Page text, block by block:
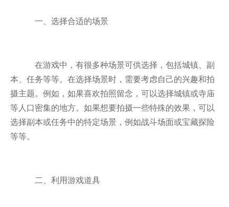
一、选择合适的场景
在游戏中，有很多种场景可供选择，包括城镇、副
本、任务等等。在选择场景时，需要考虑自己的兴趣和拍
摄主题。例如，如果喜欢拍照留念，可以选择城镇或寺庙
等人口密集的地方。如果想要拍摄一些特殊的效果，可以
选择副本或任务中的特定场景，例如战斗场面或宝藏探险
等等。
二、利用游戏道具